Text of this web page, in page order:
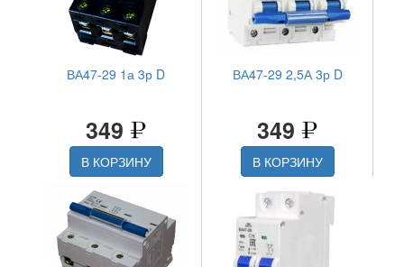
ВА47-29 1а 3р D
349
В КОРЗИНУ
ВА47-29 2,5А 3р D
349
В КОРЗИНУ